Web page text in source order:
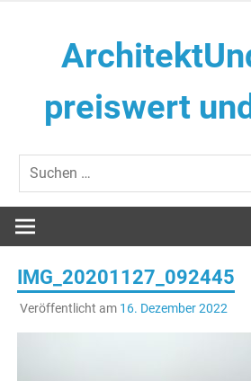
preiswert
IMG_20201127_092445
Veröffentlicht am 16. Dezember 2022